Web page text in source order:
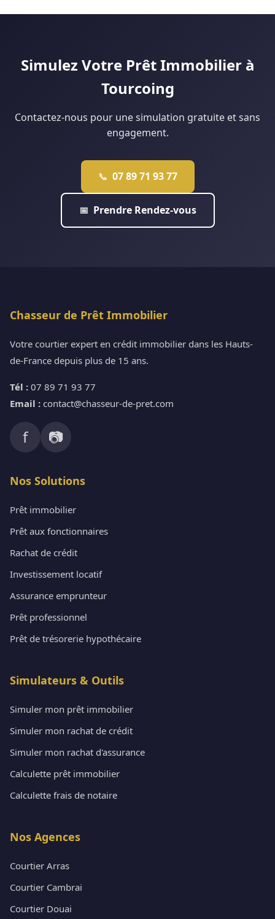
qui est réellement faisable.
Simulez Votre Prêt Immobilier à
Tourcoing
Contactez-nous pour une simulation gratuite et sans
engagement.
📞 07 89 71 93 77
📅 Prendre Rendez-vous
Chasseur de Prêt Immobilier
Votre courtier expert en crédit immobilier dans les Hauts-
de-France depuis plus de 15 ans.
Tél : 07 89 71 93 77
Email : contact@chasseur-de-pret.com
f 📷
Nos Solutions
Prêt immobilier
Prêt aux fonctionnaires
Rachat de crédit
Investissement locatif
Assurance emprunteur
Prêt professionnel
Prêt de trésorerie hypothécaire
Simulateurs & Outils
Simuler mon prêt immobilier
Simuler mon rachat de crédit
Simuler mon rachat d'assurance
Calculette prêt immobilier
Calculette frais de notaire
Nos Agences
Courtier Arras
Courtier Cambrai
Courtier Douai